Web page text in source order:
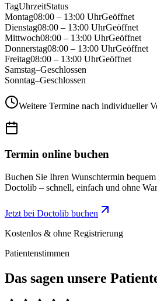
TagUhrzeitStatus
Montag08:00 – 13:00 UhrGeöffnet
Dienstag08:00 – 13:00 UhrGeöffnet
Mittwoch08:00 – 13:00 UhrGeöffnet
Donnerstag08:00 – 13:00 UhrGeöffnet
Freitag08:00 – 13:00 UhrGeöffnet
Samstag–Geschlossen
Sonntag–Geschlossen
Weitere Termine nach individueller
Termin online buchen
Buchen Sie Ihren Wunschtermin
Doctolib – schnell, einfach und ohne
Jetzt bei Doctolib buchen
Kostenlos & ohne Registrierung
Patientenstimmen
Das sagen unsere